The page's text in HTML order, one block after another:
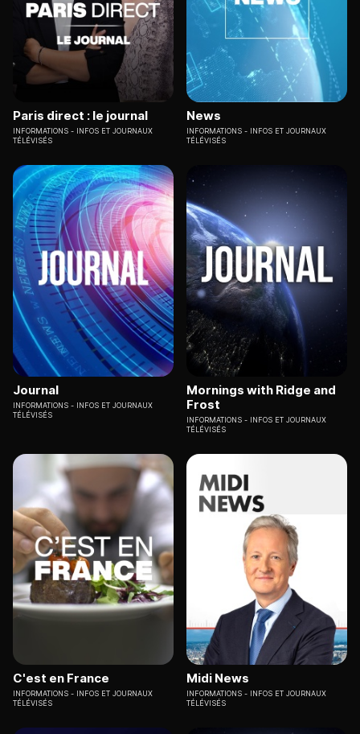
Paris direct : le journal
INFORMATIONS
INFOS ET JOURNAUX
TÉLÉVISÉS
News
INFORMATIONS
INFOS ET JOURNAUX
TÉLÉVISÉS
Journal
INFORMATIONS
INFOS ET JOURNAUX
TÉLÉVISÉS
Mornings with Ridge and
Frost
INFORMATIONS
INFOS ET JOURNAUX
TÉLÉVISÉS
C'est en France
INFORMATIONS
INFOS ET JOURNAUX
TÉLÉVISÉS
Midi News
INFORMATIONS
INFOS ET JOURNAUX
TÉLÉVISÉS